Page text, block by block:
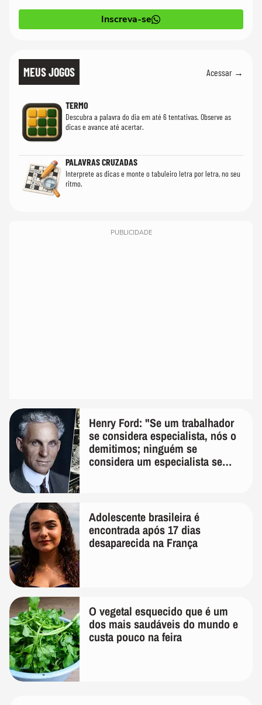
Inscreva-se
MEUS JOGOS Acessar →
TERMO
Descubra a palavra do dia em até 6 tentativas. Observe as
dicas e avance até acertar.
PALAVRAS CRUZADAS
Interprete as dicas e monte o tabuleiro letra por letra, no seu
ritmo.
PUBLICIDADE
Henry Ford: "Se um trabalhador
se considera especialista, nós o
demitimos; ninguém se
considera um especialista se
Adolescente brasileira é
encontrada após 17 dias
desaparecida na França
O vegetal esquecido que é um
dos mais saudáveis do mundo e
custa pouco na feira